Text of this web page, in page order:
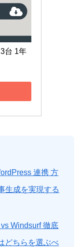
台 1年
連携 方
生成を実現する
Windsurf 徹底
どちらを選ぶべ